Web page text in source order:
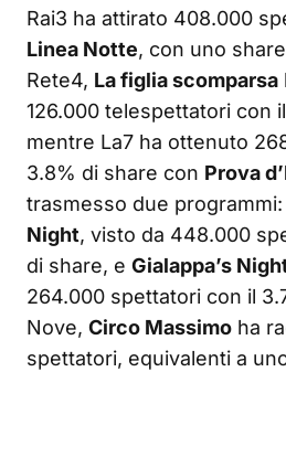
Rai3 ha attirato 408.000
Linea Notte, con uno
Rete4, La figlia scomparsa
126.000 telespettatori con
mentre La7 ha ottenuto
3.8% di share con Prova
trasmesso due programmi:
Night, visto da 448.000
di share, e Gialappa’s
264.000 spettatori con il
Nove, Circo Massimo ha
spettatori, equivalenti a